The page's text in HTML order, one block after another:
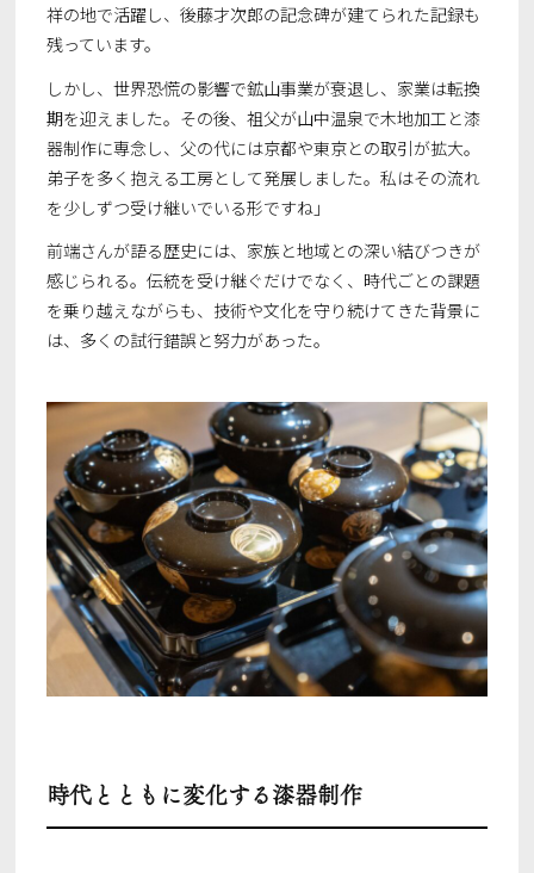
祥の地で活躍し、後藤才次郎の記念碑が建てられた記録も
残っています。
しかし、世界恐慌の影響で鉱山事業が衰退し、家業は転換
期を迎えました。その後、祖父が山中温泉で木地加工と漆
器制作に専念し、父の代には京都や東京との取引が拡大。
弟子を多く抱える工房として発展しました。私はその流れ
を少しずつ受け継いでいる形ですね」
前端さんが語る歴史には、家族と地域との深い結びつきが
感じられる。伝統を受け継ぐだけでなく、時代ごとの課題
を乗り越えながらも、技術や文化を守り続けてきた背景に
は、多くの試行錯誤と努力があった。
時代とともに変化する漆器制作